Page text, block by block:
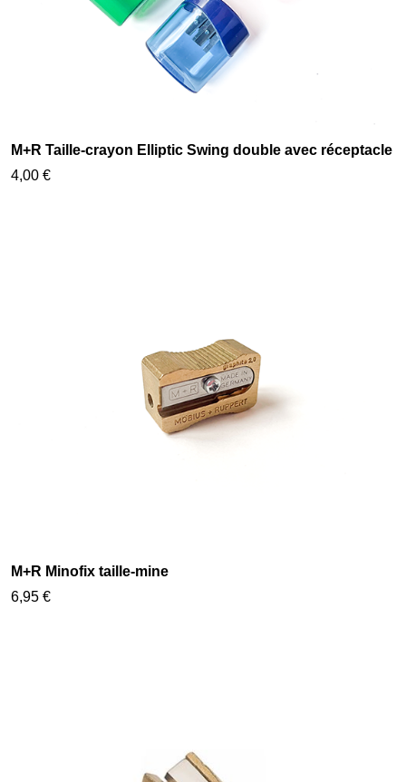
M+R Taille-crayon Elliptic Swing double avec réceptacle
4,00 €
M+R Minofix taille-mine
6,95 €